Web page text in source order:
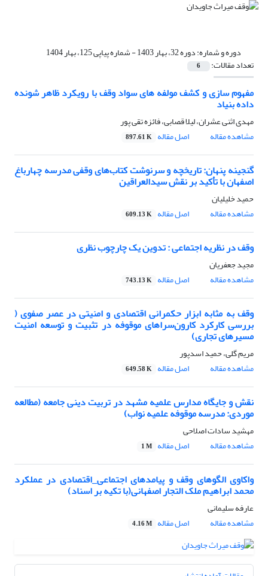
دوره و شماره:دوره 32، بهار 1403 - شماره پیاپی 125، بهار 1404
تعداد مقالات: 6
مفهوم سازی و کشف مولفه های سواد وقف با رویکرد ظاهر شونده
داده بنیاد
مهدی اثنی عشران، لیلا قصابی، فائزه تقی پور
مشاهده مقاله
اصل مقاله 897.61 K
گنجینه پنهان: تاریخچه و سرنوشت کتاب‌های وقفی مدرسه چهارباغ
اصفهان با تأکید بر نقش سیدالعراقین
حمید خلیلیان
مشاهده مقاله
اصل مقاله 609.13 K
وقف در نظریه اجتماعی : تدوین یک چارچوب نظری
مجید جعفریان
مشاهده مقاله
اصل مقاله 743.13 K
وقف به مثابه ابزار حکمرانی اقتصادی و امنیتی در عصر صفوی (
بررسی کارکرد کارون‌سراهای موقوفه در تثبیت و توسعه امنیت
مسیرهای تجاری)
مریم گلی، حمید اسدپور
مشاهده مقاله
اصل مقاله 649.58 K
نقش و جایگاه مدارس علمیه مشهد در تربیت دینی جامعه (مطالعه
موردی: مدرسه موقوفه علمیه نواب)
مهشید سادات اصلاحی
مشاهده مقاله
اصل مقاله 1 M
واکاوی الگوهای وقف و پیامدهای اجتماعی_اقتصادی در عملکرد
محمد ابراهیم ملک التجار اصفهانی(با تکیه بر اسناد)
عارفه سلیمانی
مشاهده مقاله
اصل مقاله 4.16 M